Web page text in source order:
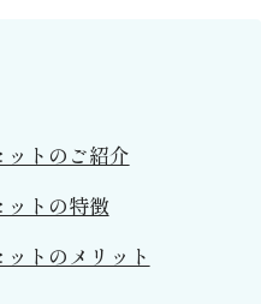
トのご紹介
トの特徴
トのメリット